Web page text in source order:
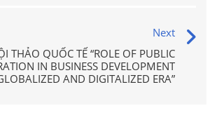
Next
THẢO QUỐC TẾ “ROLE OF PUBLIC
IN BUSINESS DEVELOPMENT
AND DIGITALIZED ERA”